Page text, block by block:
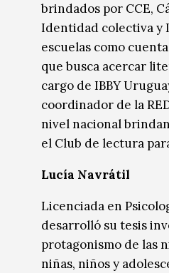
brindados por CCE,
Identidad colectiva y
escuelas como
que busca acercar
cargo de IBBY
coordinador de la
nivel nacional
el Club de lectura
Lucía Navrátil
Licenciada en
desarrolló su tesis
protagonismo de las
niñas, niños y